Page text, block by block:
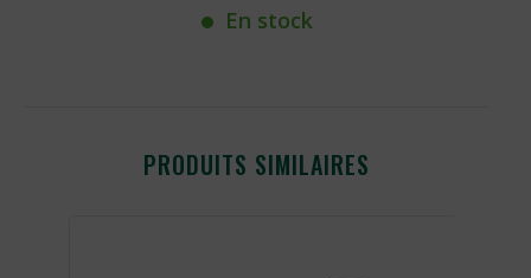
En stock
PRODUITS SIMILAIRES